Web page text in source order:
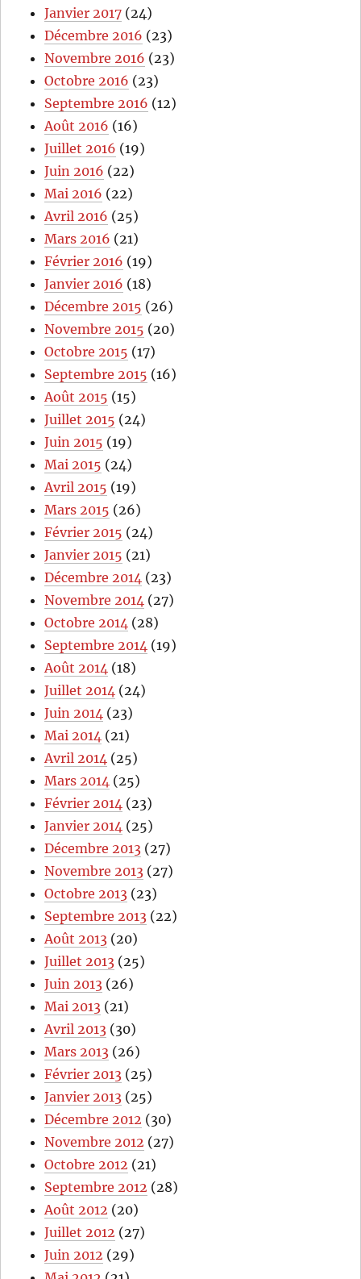
Janvier 2017 (24)
Décembre 2016 (23)
Novembre 2016 (23)
Octobre 2016 (23)
Septembre 2016 (12)
Août 2016 (16)
Juillet 2016 (19)
Juin 2016 (22)
Mai 2016 (22)
Avril 2016 (25)
Mars 2016 (21)
Février 2016 (19)
Janvier 2016 (18)
Décembre 2015 (26)
Novembre 2015 (20)
Octobre 2015 (17)
Septembre 2015 (16)
Août 2015 (15)
Juillet 2015 (24)
Juin 2015 (19)
Mai 2015 (24)
Avril 2015 (19)
Mars 2015 (26)
Février 2015 (24)
Janvier 2015 (21)
Décembre 2014 (23)
Novembre 2014 (27)
Octobre 2014 (28)
Septembre 2014 (19)
Août 2014 (18)
Juillet 2014 (24)
Juin 2014 (23)
Mai 2014 (21)
Avril 2014 (25)
Mars 2014 (25)
Février 2014 (23)
Janvier 2014 (25)
Décembre 2013 (27)
Novembre 2013 (27)
Octobre 2013 (23)
Septembre 2013 (22)
Août 2013 (20)
Juillet 2013 (25)
Juin 2013 (26)
Mai 2013 (21)
Avril 2013 (30)
Mars 2013 (26)
Février 2013 (25)
Janvier 2013 (25)
Décembre 2012 (30)
Novembre 2012 (27)
Octobre 2012 (21)
Septembre 2012 (28)
Août 2012 (20)
Juillet 2012 (27)
Juin 2012 (29)